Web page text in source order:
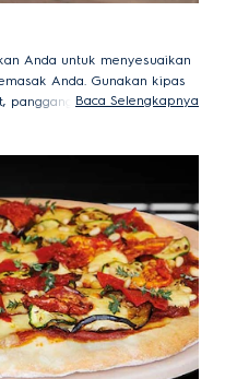
Anda untuk menyesuaikan
Anda. Gunakan kipas
panggangan untuk sayap
Baca Selengkapnya